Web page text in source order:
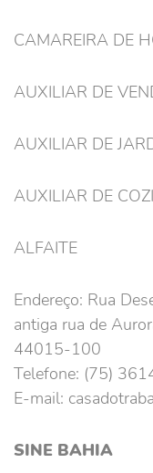
CAMAREIRA DE
AUXILIAR DE
AUXILIAR DE
AUXILIAR DE
ALFAITE
Endereço: Rua
antiga rua de
44015-100
Telefone: (75)
E-mail:
SINE BAHIA